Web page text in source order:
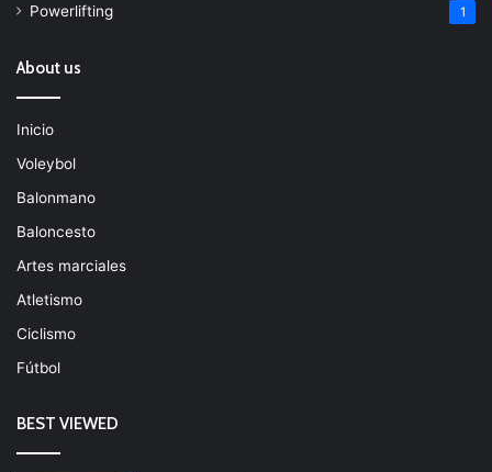
Powerlifting 1
About us
Inicio
Voleybol
Balonmano
Baloncesto
Artes marciales
Atletismo
Ciclismo
Fútbol
BEST VIEWED